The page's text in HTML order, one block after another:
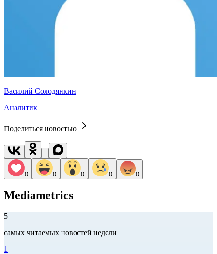
Василий Солодянкин
Аналитик
Поделиться новостью
0 0 0 0 0
Mediametrics
5
самых читаемых новостей недели
1